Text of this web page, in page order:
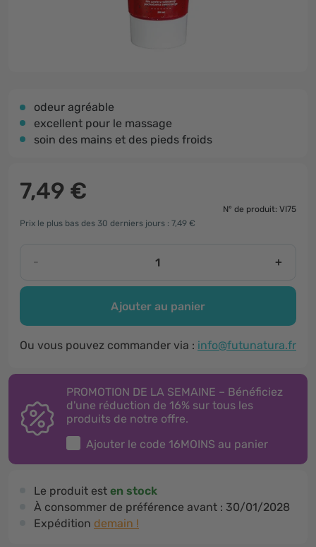
odeur agréable
excellent pour le massage
soin des mains et des pieds froids
7,49 €
N° de produit: VI75
Prix le plus bas des 30 derniers jours : 7,49 €
- +
Ajouter au panier
Ou vous pouvez commander via : info@futunatura.fr
PROMOTION DE LA SEMAINE – Bénéficiez
d'une réduction de 16% sur tous les
produits de notre offre.
Ajouter le code 16MOINS au panier
Le produit est en stock
À consommer de préférence avant : 30/01/2028
Expédition demain !